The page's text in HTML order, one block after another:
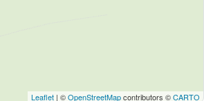
Leaflet | ©OpenStreetMapcontributors ©CARTO